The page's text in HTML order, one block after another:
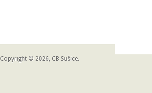
Copyright © 2026, CB Sušice.